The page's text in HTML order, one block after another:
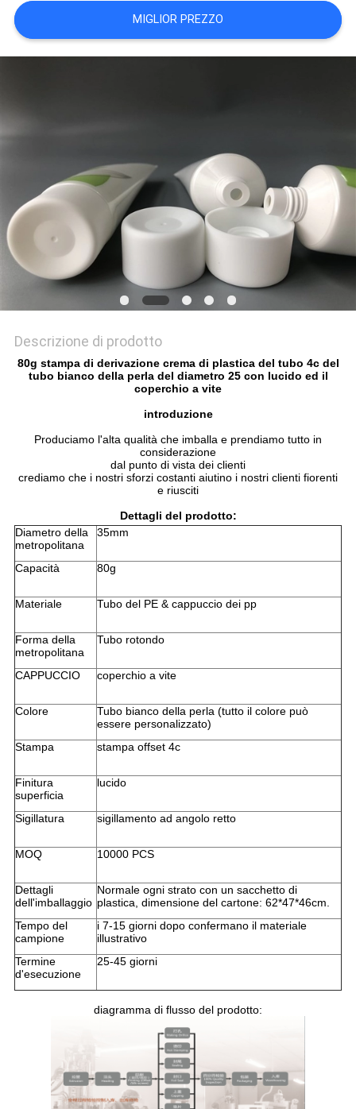
COMPANY
MAPPA
PRIVACY
POLICY
MIGLIOR PREZZO
Descrizione di prodotto
80g stampa di derivazione crema di plastica del tubo 4c del
tubo bianco della perla del diametro 25 con lucido ed il
coperchio a vite
introduzione
Produciamo l'alta qualità che imballa e prendiamo tutto in
considerazione
dal punto di vista dei clienti
crediamo che i nostri sforzi costanti aiutino i nostri clienti fiorenti
e riusciti
Dettagli del prodotto:
Diametro della
metropolitana
35mm
Capacità 80g
Materiale Tubo del PE & cappuccio dei pp
Forma della
metropolitana
Tubo rotondo
CAPPUCCIO coperchio a vite
Colore
Tubo bianco della perla (tutto il colore può
essere personalizzato)
Stampa
stampa offset 4c
Finitura
superficia
lucido
Sigillatura sigillamento ad angolo retto
MOQ 10000 PCS
Dettagli
dell'imballaggio
Normale ogni strato con un sacchetto di
plastica, dimensione del cartone: 62*47*46cm.
Tempo del
campione
i 7-15 giorni dopo confermano il materiale
illustrativo
Termine
d'esecuzione
25-45 giorni
diagramma di flusso del prodotto: